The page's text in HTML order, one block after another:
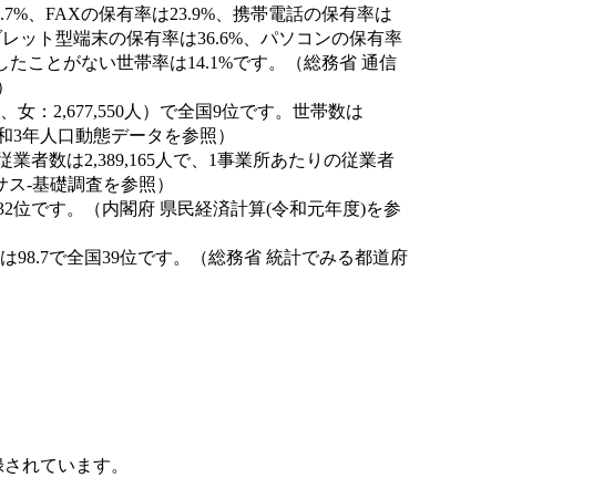
、FAXの保有率は23.9%、携帯電話の保有率は
ット型端末の保有率は36.6%、パソコンの保有率
ことがない世帯率は14.1%です。（総務省 通信
女：2,677,550人）で全国9位です。世帯数は
3年人口動態データを参照）
業者数は2,389,165人で、1事業所あたりの従業者
‐基礎調査を参照）
位です。（内閣府 県民経済計算(令和元年度)を参
98.7で全国39位です。（総務省 統計でみる都道府
れています。